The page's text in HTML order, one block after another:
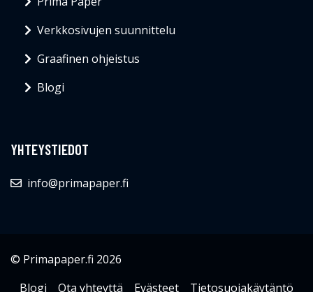
Verkkosivujen suunnittelu
Graafinen ohjeistus
Blogi
YHTEYSTIEDOT
info@primapaper.fi
© Primapaper.fi 2026
Blogi
Ota yhteyttä Evästeet Tietosuojakäytäntö